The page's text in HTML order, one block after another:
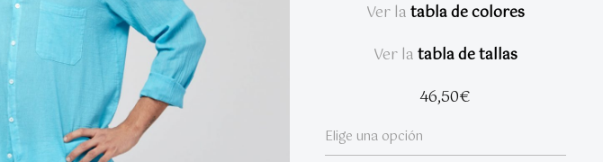
Ver latabla de colores
Ver latabla de tallas
46,50€